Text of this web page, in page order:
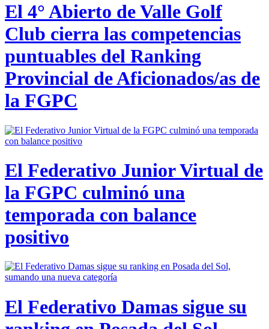
El 4° Abierto de Valle Golf
Club cierra las competencias
puntuables del Ranking
Provincial de Aficionados/as de
la FGPC
El Federativo Junior Virtual de
la FGPC culminó una
temporada con balance
positivo
El Federativo Damas sigue su